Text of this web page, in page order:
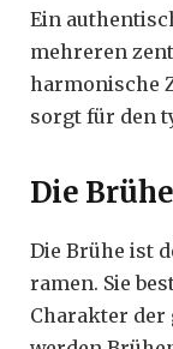
Ein
mehreren
harmonische
sorgt für den
Die
Die Brühe ist
ramen. Sie
Charakter der